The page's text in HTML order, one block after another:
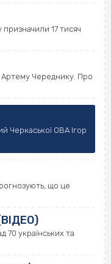
17 тисяч
Артему Череднику. Про
Черкаської ОВА Ігор
що це
70 українських та